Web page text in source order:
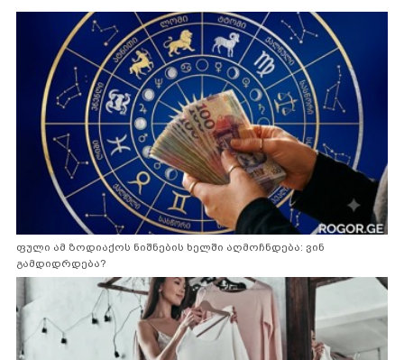
ფული ამ ზოდიაქოს ნიშნების ხელში აღმოჩნდება: ვინ
გამდიდრდება?